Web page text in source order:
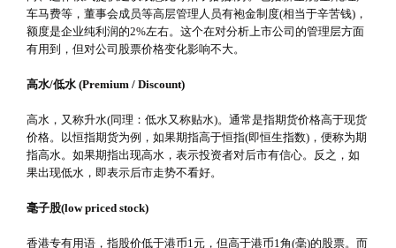
车马费等，董事会成员等高层管理人员有袍金制度(相当于辛苦钱)，
额度是企业纯利润的2%左右。这个在对分析上市公司的管理层方面
有用到，但对公司股票价格变化影响不大。
高水/低水 (Premium / Discount)
高水，又称升水(同理：低水又称贴水)。通常是指期货价格高于现货
价格。以恒指期货为例，如果期指高于恒指(即恒生指数)，便称为期
指高水。如果期指出现高水，表示投资者对后市有信心。反之，如
果出现低水，即表示后市走势不看好。
毫子股(low priced stock)
香港专有用语，指股价低于港币1元，但高于港币1角(毫)的股票。而